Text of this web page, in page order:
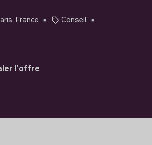
France
Conseil
l'offre